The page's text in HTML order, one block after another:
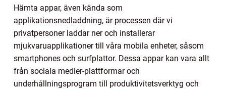
Hämta appar, även kända som
applikationsnedladdning, är processen där vi
privatpersoner laddar ner och installerar
mjukvaruapplikationer till våra mobila enheter, såsom
smartphones och surfplattor. Dessa appar kan vara allt
från sociala medier-plattformar och
underhållningsprogram till produktivitetsverktyg och